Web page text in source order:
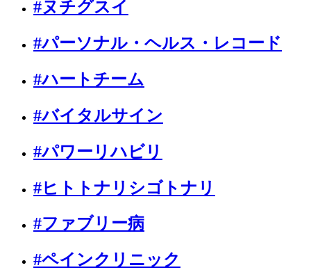
#ヌチグスイ
#パーソナル・ヘルス・レコード
#ハートチーム
#バイタルサイン
#パワーリハビリ
#ヒトトナリシゴトナリ
#ファブリー病
#ペインクリニック